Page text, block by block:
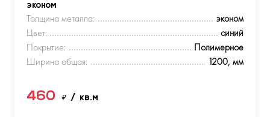
эконом
Толщина металла:
эконом
Цвет:
синий
Покрытие:
Полимерное
Ширина общая:
1200, мм
460 ₽ / кв.м